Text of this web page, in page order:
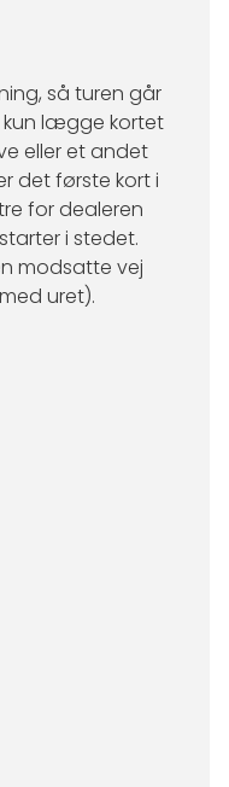
så turen går
kun lægge kortet
eller et andet
det første kort i
for dealeren
i stedet.
modsatte vej
uret).